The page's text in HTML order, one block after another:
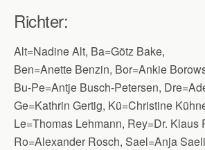
Richter:
Alt=Nadine Alt, Ba=Götz Bake,
Ben=Anette Benzin, Bor=Ankie
Bu-Pe=Antje Busch-Petersen,
Ge=Kathrin Gertig, Kü=Christine
Le=Thomas Lehmann, Rey=Dr. Klaus
Ro=Alexander Rosch, Sael=Anja